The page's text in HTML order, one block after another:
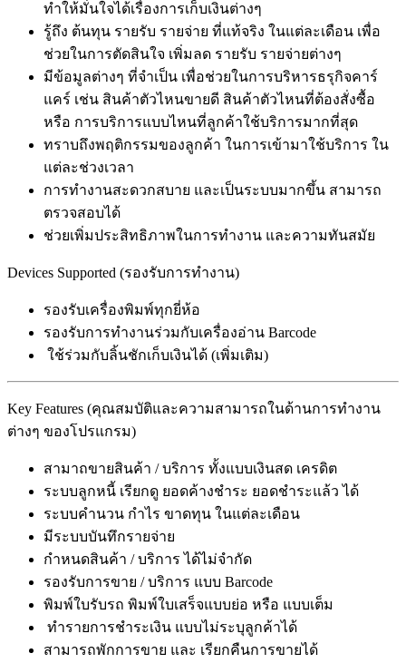
ทำให้มั่นใจได้เรื่องการเก็บเงินต่างๆ
รู้ถึง ต้นทุน รายรับ รายจ่าย ที่แท้จริง ในแต่ละเดือน เพื่อ
ช่วยในการตัดสินใจ เพิ่มลด รายรับ รายจ่ายต่างๆ
มีข้อมูลต่างๆ ที่จำเป็น เพื่อช่วยในการบริหารธรุกิจคาร์
แคร์ เช่น สินค้าตัวไหนขายดี สินค้าตัวไหนที่ต้องสั่งซื้อ
หรือ การบริการแบบไหนที่ลูกค้าใช้บริการมากที่สุด
ทราบถึงพฤติกรรมของลูกค้า ในการเข้ามาใช้บริการ ใน
แต่ละช่วงเวลา
การทำงานสะดวกสบาย และเป็นระบบมากขึ้น สามารถ
ตรวจสอบได้
ช่วยเพิ่มประสิทธิภาพในการทำงาน และความทันสมัย
Devices Supported (รองรับการทำงาน)
รองรับเครื่องพิมพ์ทุกยี่ห้อ
รองรับการทำงานร่วมกับเครื่องอ่าน Barcode
ใช้ร่วมกับลิ้นชักเก็บเงินได้ (เพิ่มเติม)
Key Features (คุณสมบัติและความสามารถในด้านการทำงาน
ต่างๆ ของโปรแกรม)
สามาถขายสินค้า / บริการ ทั้งแบบเงินสด เครดิต
ระบบลูกหนี้ เรียกดู ยอดค้างชำระ ยอดชำระแล้ว ได้
ระบบคำนวน กำไร ขาดทุน ในแต่ละเดือน
มีระบบบันทึกรายจ่าย
กำหนดสินค้า / บริการ ได้ไม่จำกัด
รองรับการขาย / บริการ แบบ Barcode
พิมพ์ใบรับรถ พิมพ์ใบเสร็จแบบย่อ หรือ แบบเต็ม
ทำรายการชำระเงิน แบบไม่ระบุลูกค้าได้
สามารถพักการขาย และ เรียกคืนการขายได้